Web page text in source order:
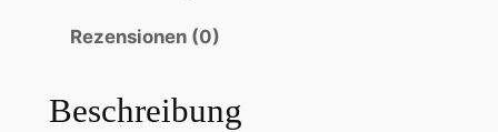
p
Rezensionen (0)
Beschreibung